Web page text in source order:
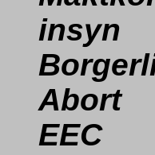
insyn
Abort
EEC